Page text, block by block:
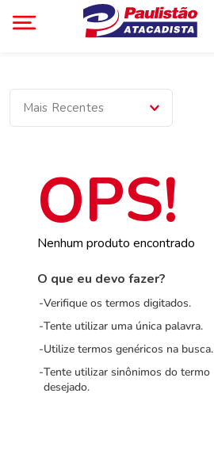
Mais Recentes
Nenhum produto encontrado
O que eu devo fazer?
Verifique os termos digitados.
Tente utilizar uma única palavra.
Utilize termos genéricos na busca.
Tente utilizar sinônimos do termo
desejado.